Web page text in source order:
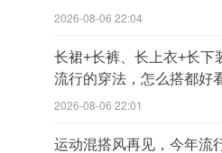
2026-08-06 22:04
长裙+长裤、长上衣+长下
流行的穿法，怎么搭都好
2026-08-06 22:01
运动混搭风再见，今年流